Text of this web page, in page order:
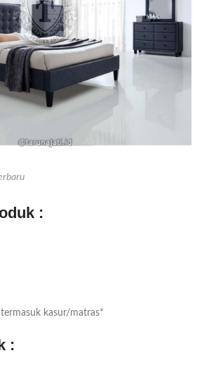
:
kasur/matras*
: